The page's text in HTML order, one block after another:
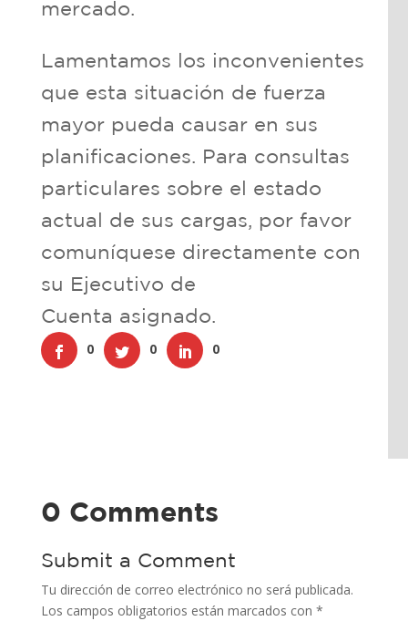
mercado.
Lamentamos los inconvenientes
que esta situación de fuerza
mayor pueda causar en sus
planificaciones. Para consultas
particulares sobre el estado
actual de sus cargas, por favor
comuníquese directamente con
su Ejecutivo de
Cuenta asignado.
0 0 0
0 Comments
Submit a Comment
Tu dirección de correo electrónico no será publicada.
Los campos obligatorios están marcados con *